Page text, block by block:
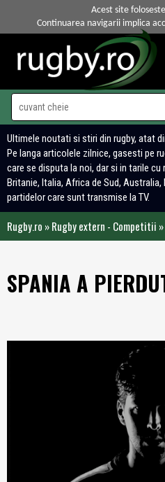
Acest site
Continuarea navigarii implica
Ultimele noutati si stiri din rugby, atat
Pe langa articolele zilnice, gasesti pe
care se disputa la noi, dar si in tarile cu
Britanie, Italia, Africa de Sud,
partidelor care sunt transmise la TV.
Rugby.ro »Rugby extern - Competitii »
SPANIA A